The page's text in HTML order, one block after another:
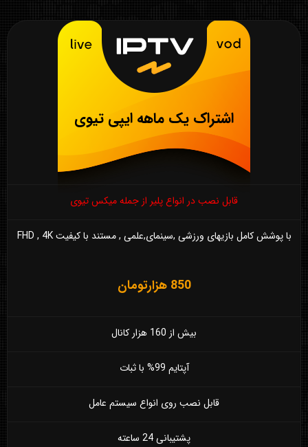
اشتراک یک ماهه ایپی تیوی
قابل نصب در انواع پلیر از جمله میکس تیوی
با پوشش کامل بازیهای ورزشی ,سینمای,علمی , مستند با کیفیت FHD , 4K
850 هزارتومان
بیش از 160 هزار کانال
آپتایم 99% با ثبات
قابل نصب روی انواع سیستم عامل
پشتیبانی 24 ساعته